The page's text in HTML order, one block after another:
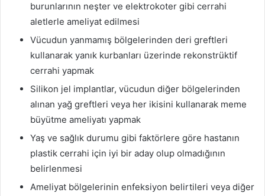
burunlarının neşter ve elektrokoter gibi cerrahi
aletlerle ameliyat edilmesi
Vücudun yanmamış bölgelerinden deri greftleri
kullanarak yanık kurbanları üzerinde rekonstrüktif
cerrahi yapmak
Silikon jel implantlar, vücudun diğer bölgelerinden
alınan yağ greftleri veya her ikisini kullanarak meme
büyütme ameliyatı yapmak
Yaş ve sağlık durumu gibi faktörlere göre hastanın
plastik cerrahi için iyi bir aday olup olmadığının
belirlenmesi
Ameliyat bölgelerinin enfeksiyon belirtileri veya diğer